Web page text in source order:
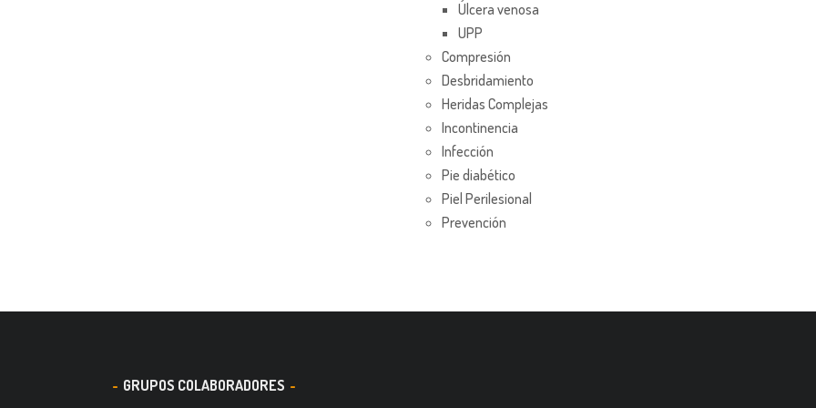
Úlcera venosa
UPP
Compresión
Desbridamiento
Heridas Complejas
Incontinencia
Infección
Pie diabético
Piel Perilesional
Prevención
GRUPOS COLABORADORES